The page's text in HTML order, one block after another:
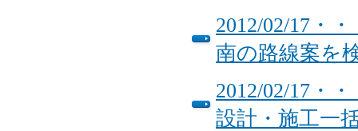
2012/02/17・
南の路線案を
2012/02/17・
設計・施工一